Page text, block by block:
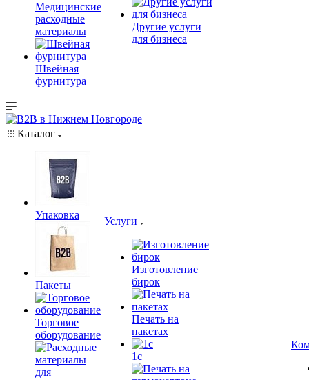
Медицинские
расходные
материалы
Швейная
фурнитура
Другие услуги
для бизнеса
Каталог
Упаковка
Пакеты
Торговое
оборудование
Услуги
Изготовление
бирок
Печать на
пакетах
1c